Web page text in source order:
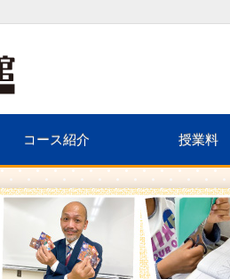
コース紹介 授業料